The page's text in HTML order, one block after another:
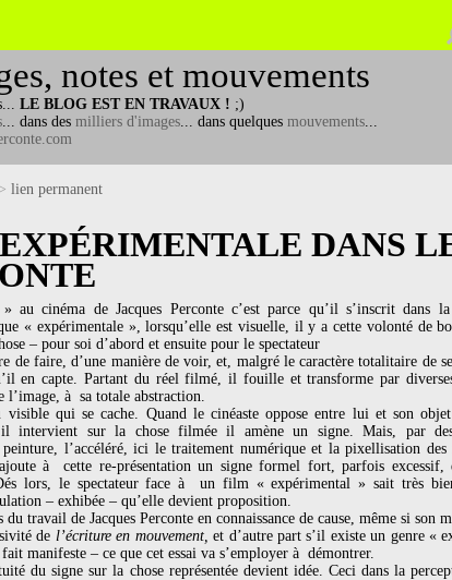
notes et mouvements
LE BLOG EST EN TRAVAUX ! ;)
... dans des milliers d'images... dans quelques mouvements...
lien permanent
DANS
au cinéma de Jacques Perconte c’est parce qu’il s’inscrit dans
« expérimentale », lorsqu’elle est visuelle, il y a cette volonté de
– pour soi d’abord et ensuite pour le spectateur
de faire, d’une manière de voir, et, malgré le caractère totalitaire de
en capte. Partant du réel filmé, il fouille et transforme par
à sa totale abstraction.
qui se cache. Quand le cinéaste oppose entre lui et son
intervient sur la chose filmée il amène un signe. Mais, par des
l’accéléré, ici le traitement numérique et la pixellisation
à cette re-présentation un signe formel fort, parfois excessif,
Dés lors, le spectateur face à un film « expérimental » sait très
– exhibée – qu’elle devient proposition.
du travail de Jacques Perconte en connaissance de cause, même si
de l’écriture en mouvement,et d’autre part s’il existe un genre «
manifeste – ce que cet essai va s’employer à démontrer.
du signe sur la chose représentée devient idée. Ceci dans la